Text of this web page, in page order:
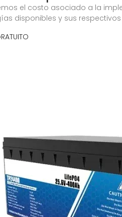
el costo asociado a la
disponibles y sus